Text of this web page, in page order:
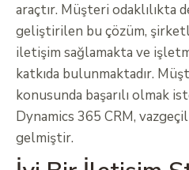
araçtır. Müşteri odaklılıkta
geliştirilen bu çözüm,
iletişim sağlamakta ve
katkıda bulunmaktadır.
konusunda başarılı olmak
Dynamics 365 CRM,
gelmiştir.